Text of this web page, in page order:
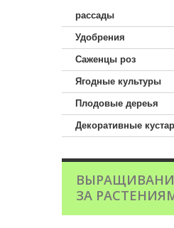
рассады
Удобрения
Саженцы роз
Ягодные культуры
Плодовые дереья
Декоративные
ЗА